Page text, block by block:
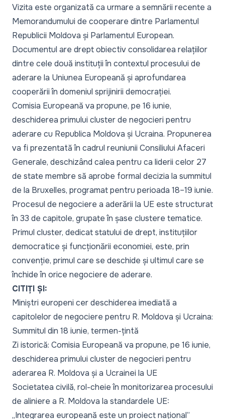
Vizita este organizată ca urmare a semnării recente a
Memorandumului de cooperare dintre Parlamentul
Republicii Moldova și Parlamentul European.
Documentul are drept obiectiv consolidarea relațiilor
dintre cele două instituții în contextul procesului de
aderare la Uniunea Europeană și aprofundarea
cooperării în domeniul sprijinirii democrației.
Comisia Europeană va propune, pe 16 iunie,
deschiderea primului cluster de negocieri pentru
aderare cu Republica Moldova și Ucraina. Propunerea
va fi prezentată în cadrul reuniunii Consiliului Afaceri
Generale, deschizând calea pentru ca liderii celor 27
de state membre să aprobe formal decizia la summitul
de la Bruxelles, programat pentru perioada 18–19 iunie.
Procesul de negociere a aderării la UE este structurat
în 33 de capitole, grupate în șase clustere tematice.
Primul cluster, dedicat statului de drept, instituțiilor
democratice și funcționării economiei, este, prin
convenție, primul care se deschide și ultimul care se
închide în orice negociere de aderare.
CITIȚI ȘI:
Miniștri europeni cer deschiderea imediată a
capitolelor de negociere pentru R. Moldova și Ucraina:
Summitul din 18 iunie, termen-țintă
Zi istorică: Comisia Europeană va propune, pe 16 iunie,
deschiderea primului cluster de negocieri pentru
aderarea R. Moldova și a Ucrainei la UE
Societatea civilă, rol-cheie în monitorizarea procesului
de aliniere a R. Moldova la standardele UE:
„Integrarea europeană este un proiect național”